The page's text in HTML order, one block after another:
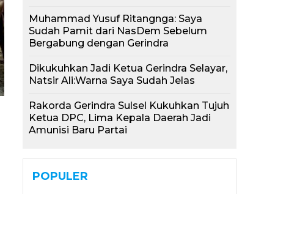
Muhammad Yusuf Ritangnga: Saya
Sudah Pamit dari NasDem Sebelum
Bergabung dengan Gerindra
Dikukuhkan Jadi Ketua Gerindra Selayar,
Natsir Ali:Warna Saya Sudah Jelas
Rakorda Gerindra Sulsel Kukuhkan Tujuh
Ketua DPC, Lima Kepala Daerah Jadi
Amunisi Baru Partai
POPULER